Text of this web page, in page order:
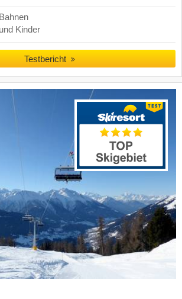
Kinder
Testbericht